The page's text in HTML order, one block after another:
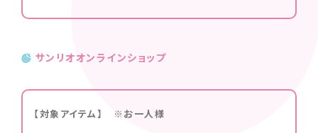
サンリオオンラインショップ
【対象アイテム】 ※お一人様